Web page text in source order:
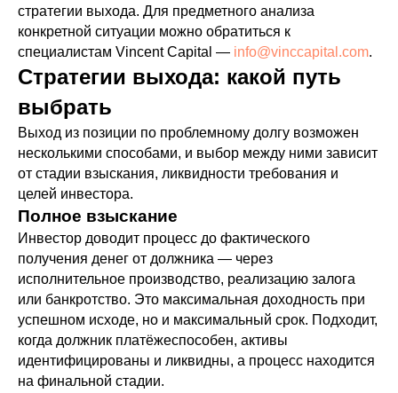
стратегии выхода. Для предметного анализа
конкретной ситуации можно обратиться к
специалистам Vincent Capital — info@vinccapital.com.
Стратегии выхода: какой путь
выбрать
Выход из позиции по проблемному долгу возможен
несколькими способами, и выбор между ними зависит
от стадии взыскания, ликвидности требования и
целей инвестора.
Полное взыскание
Инвестор доводит процесс до фактического
получения денег от должника — через
исполнительное производство, реализацию залога
или банкротство. Это максимальная доходность при
успешном исходе, но и максимальный срок. Подходит,
когда должник платёжеспособен, активы
идентифицированы и ликвидны, а процесс находится
на финальной стадии.